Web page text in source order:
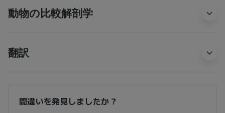
動物の比較解剖学
翻訳
間違いを発見しましたか？